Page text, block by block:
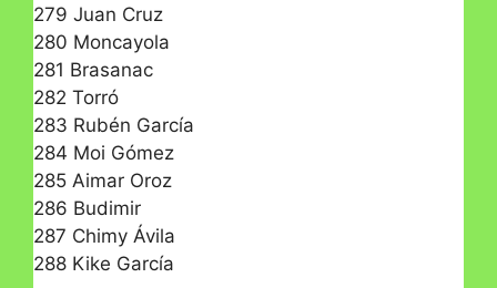
279 Juan Cruz
280 Moncayola
281 Brasanac
282 Torró
283 Rubén García
284 Moi Gómez
285 Aimar Oroz
286 Budimir
287 Chimy Ávila
288 Kike García